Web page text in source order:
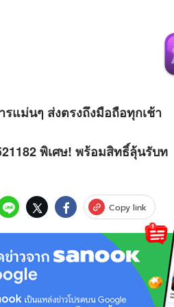
รแม่นๆ ส่งตรงถึงมือถือทุกเช้า
พิเศษ! พร้อมสิทธิ์ลุ้นรับท
Copy link